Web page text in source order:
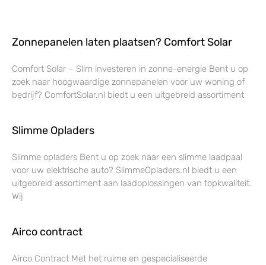
Zonnepanelen laten plaatsen? Comfort Solar
Comfort Solar – Slim investeren in zonne-energie Bent u op
zoek naar hoogwaardige zonnepanelen voor uw woning of
bedrijf? ComfortSolar.nl biedt u een uitgebreid assortiment
Slimme Opladers
Slimme opladers Bent u op zoek naar een slimme laadpaal
voor uw elektrische auto? SlimmeOpladers.nl biedt u een
uitgebreid assortiment aan laadoplossingen van topkwaliteit.
Wij
Airco contract
Airco Contract Met het ruime en gespecialiseerde